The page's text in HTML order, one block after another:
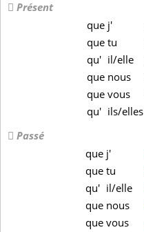
Présent
que j'
quetu
qu' il/elle
que nous
quevous
qu' ils/elles
Passé
que j'
quetu
qu' il/elle
que nous
quevous